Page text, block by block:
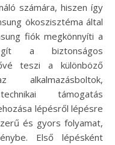
számára, hiszen így
ökoszisztéma által
fiók megkönnyíti a
a biztonságos
teszi a különböző
támogatás
lépésről lépésre
és gyors folyamat,
Első lépésként